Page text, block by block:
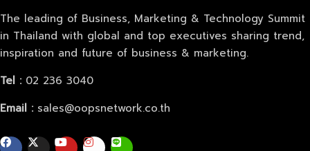
The leading of Business, Marketing & Technology Summit
in Thailand with global and top executives sharing trend,
inspiration and future of business & marketing.
Tel : 02 236 3040
Email : sales@oopsnetwork.co.th
Home
Speakers
About